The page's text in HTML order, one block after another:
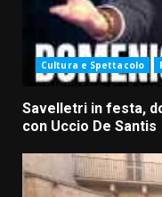
Cultura e Spettacolo
Savelletri in festa,
con Uccio De Santis